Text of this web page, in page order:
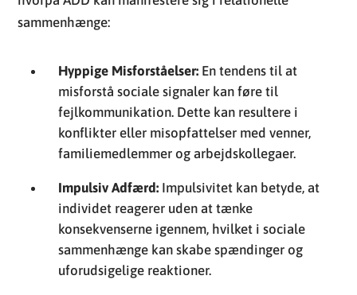
sammenhænge:
Hyppige Misforståelser: En tendens til at
misforstå sociale signaler kan føre til
fejlkommunikation. Dette kan resultere i
konflikter eller misopfattelser med venner,
familiemedlemmer og arbejdskollegaer.
Impulsiv Adfærd: Impulsivitet kan betyde, at
individet reagerer uden at tænke
konsekvenserne igennem, hvilket i sociale
sammenhænge kan skabe spændinger og
uforudsigelige reaktioner.